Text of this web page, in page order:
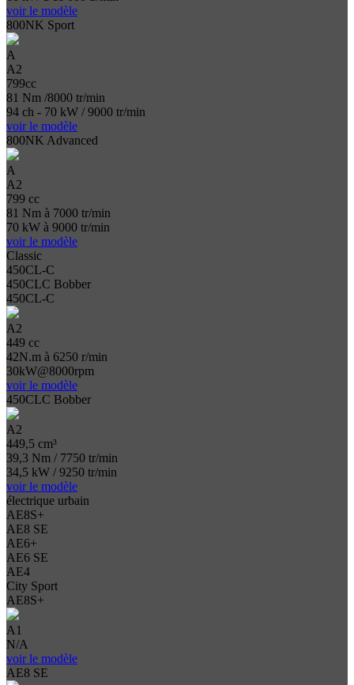
voir le modèle
800NK Sport
A
A2
799cc
81 Nm /8000 tr/min
94 ch - 70 kW / 9000 tr/min
voir le modèle
800NK Advanced
A
A2
799 cc
81 Nm à 7000 tr/min
70 kW à 9000 tr/min
voir le modèle
Classic
450CL-C
450CLC Bobber
450CL-C
A2
449 cc
42N.m à 6250 r/min
30kW@8000rpm
voir le modèle
450CLC Bobber
A2
449,5 cm³
39,3 Nm / 7750 tr/min
34,5 kW / 9250 tr/min
voir le modèle
électrique urbain
AE8S+
AE8 SE
AE6+
AE6 SE
AE4
City Sport
AE8S+
A1
N/A
voir le modèle
AE8 SE